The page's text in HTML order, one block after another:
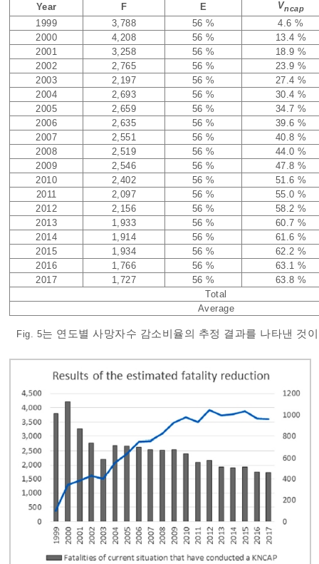
Year F E Vncap
1999 3,788 56 %
4.6 %
2000
4,208 56 %
13.4 %
2001
3,258 56 %
18.9 %
2002
2,765 56 %
23.9 %
2003
2,197 56 %
27.4 %
2004
2,693 56 %
30.4 %
2005
2,659 56 %
34.7 %
2006
2,635 56 %
39.6 %
2007
2,551 56 %
40.8 %
2008
2,519 56 %
44.0 %
2009
2,546 56 %
47.8 %
2010
2,402 56 %
51.6 %
2011
2,097 56 %
55.0 %
2012
2,156 56 %
58.2 %
2013
1,933 56 %
60.7 %
2014
1,914 56 %
61.6 %
2015
1,934 56 %
62.2 %
2016
1,766 56 %
63.1 %
2017
1,727 56 %
63.8 %
Total
Average
Fig. 5는 연도별 사망자수 감소비율의 추정 결과를 나타낸 것